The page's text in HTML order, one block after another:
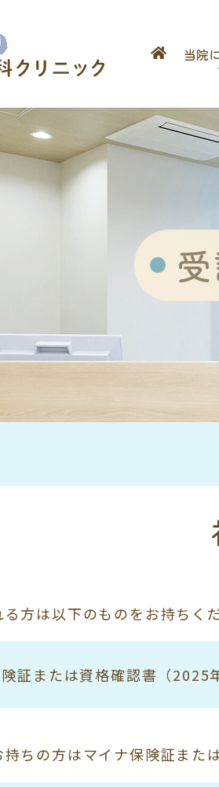
当院
方は以下のものをお持ちくだ
証または資格確認書（2025
ちの方はマイナ保険証また